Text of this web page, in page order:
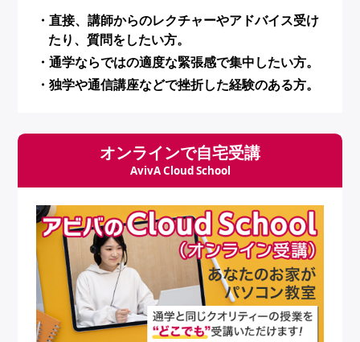
・直接、講師からのレクチャーやアドバイス受け
たり、質問をしたい方。
・通学ならではの適度な緊張感で集中したい方。
・独学や通信講座などで挫折した経験のある方。
オンラインで自宅受講
AvivA Cloud School